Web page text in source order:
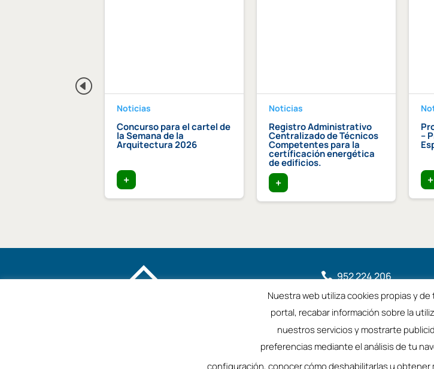
Noticias
Concurso para el cartel de
la Semana de la
Arquitectura 2026
+
Noticias
Registro Administrativo
Centralizado de Técnicos
Competentes para la
certificación energética
de edificios.
+
–
+
 952 224 206

©2025 – Colegio de Arquitectos de Málaga Aviso Legal
Nuestra web utiliza cookies propias y
portal, recabar información sobre la
nuestros servicios y mostrarte
preferencias mediante el análisis de tu
configuración, conocer cómo deshabilitarlas u obtener